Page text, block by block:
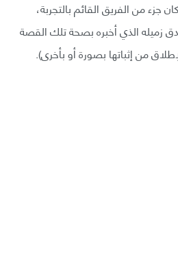
جزء من الفريق القائم بالتجربة،
زميله الذي أخبره بصحة تلك القصة
من إثباتها بصورة أو بأخرى).